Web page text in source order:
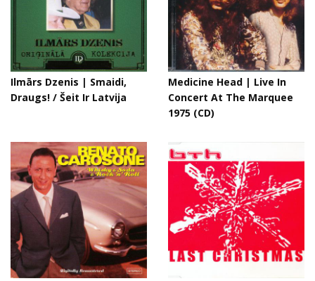
Ilmārs Dzenis | Smaidi,
Draugs! / Šeit Ir Latvija
Medicine Head | Live In
Concert At The Marquee
1975 (CD)